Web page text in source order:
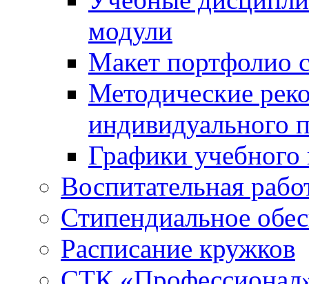
модули
Макет портфолио
Методические
индивидуального
Графики учебного
Воспитательная
Стипендиальное
Расписание кружков